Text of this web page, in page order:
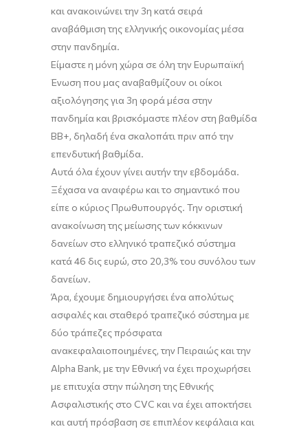
και ανακοινώνει την 3η κατά σειρά
αναβάθμιση της ελληνικής οικονομίας μέσα
στην πανδημία.
Είμαστε η μόνη χώρα σε όλη την Ευρωπαϊκή
Ένωση που μας αναβαθμίζουν οι οίκοι
αξιολόγησης για 3η φορά μέσα στην
πανδημία και βρισκόμαστε πλέον στη βαθμίδα
ΒΒ+, δηλαδή ένα σκαλοπάτι πριν από την
επενδυτική βαθμίδα.
Αυτά όλα έχουν γίνει αυτήν την εβδομάδα.
Ξέχασα να αναφέρω και το σημαντικό που
είπε ο κύριος Πρωθυπουργός. Την οριστική
ανακοίνωση της μείωσης των κόκκινων
δανείων στο ελληνικό τραπεζικό σύστημα
κατά 46 δις ευρώ, στο 20,3% του συνόλου των
δανείων.
Άρα, έχουμε δημιουργήσει ένα απολύτως
ασφαλές και σταθερό τραπεζικό σύστημα με
δύο τράπεζες πρόσφατα
ανακεφαλαιοποιημένες, την Πειραιώς και την
Alpha Bank, με την Εθνική να έχει προχωρήσει
με επιτυχία στην πώληση της Εθνικής
Ασφαλιστικής στο CVC και να έχει αποκτήσει
και αυτή πρόσβαση σε επιπλέον κεφάλαια και